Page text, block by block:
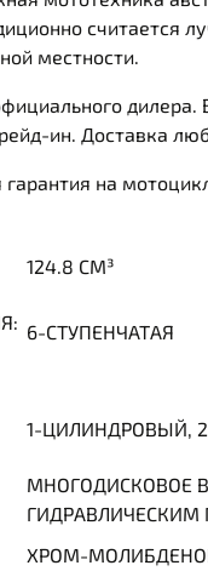
считается
местности.
дилера.
ин. Доставка
на
124.8 СМ³
6-СТУПЕНЧАТАЯ
1-ЦИЛИНДРОВЫЙ,
МНОГОДИСКОВОЕ
ХРОМ-